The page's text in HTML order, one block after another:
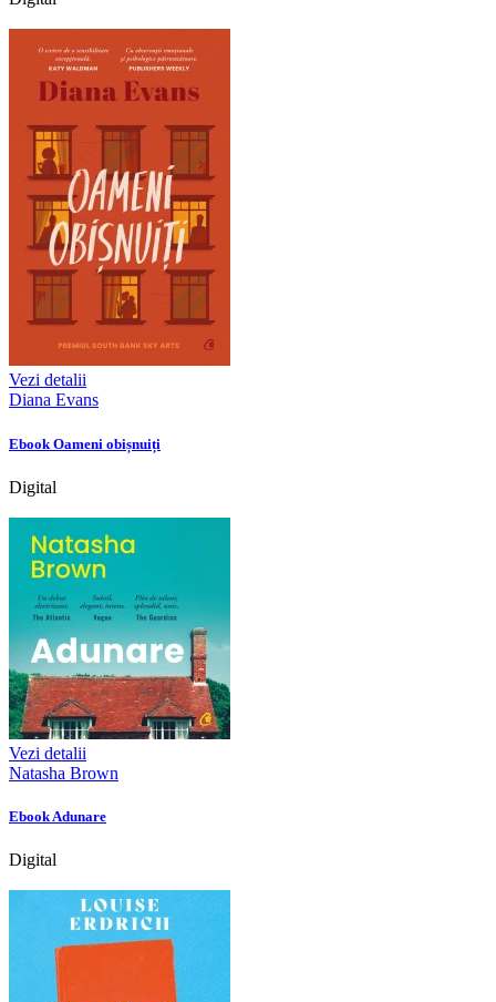
Vezi detalii
Diana Evans
Ebook Oameni obișnuiți
Digital
Vezi detalii
Natasha Brown
Ebook Adunare
Digital